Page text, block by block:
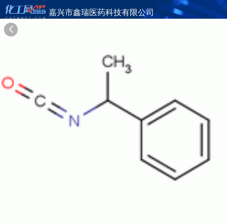
嘉兴市鑫瑞医药科技有限公司
JIAXING XINRUI PHARMACEUTICAL TECHNOLOGY CO., LTD
在线询盘